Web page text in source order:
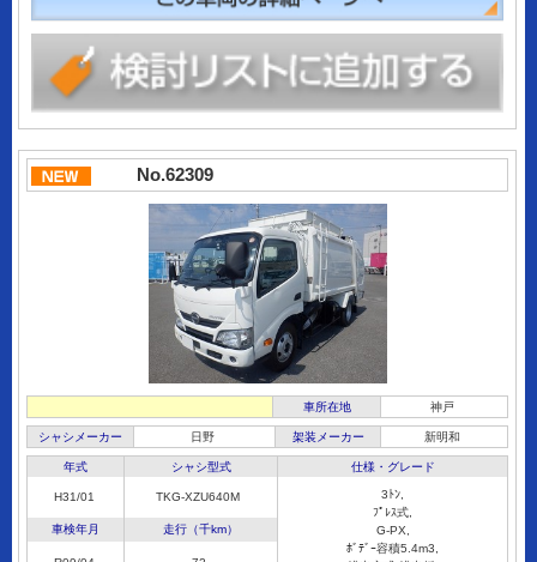
No.62309
車所在地 神戸
シャシメーカー 日野 架装メーカー 新明和
年式 シャシ型式 仕様・グレード
H31/01 TKG-XZU640M
3ﾄﾝ,
ﾌﾟﾚｽ式,
G-PX,
ﾎﾞﾃﾞｰ容積5.4m3,
車検年月 走行（千km）